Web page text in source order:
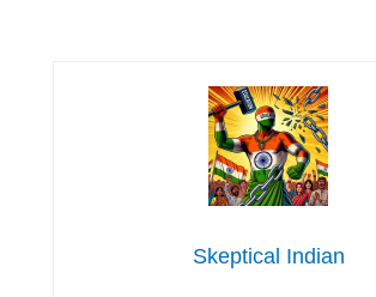
Skeptical Indian